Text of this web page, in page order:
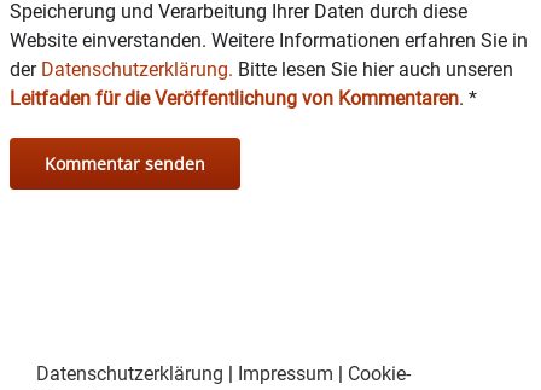
Speicherung und Verarbeitung Ihrer Daten durch diese
Website einverstanden. Weitere Informationen erfahren Sie in
der Datenschutzerklärung. Bitte lesen Sie hier auch unseren
Leitfaden für die Veröffentlichung von Kommentaren. *
Datenschutzerklärung | Impressum | Cookie-